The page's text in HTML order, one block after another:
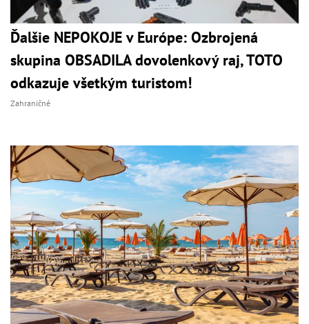
Ďalšie NEPOKOJE v Európe: Ozbrojená
skupina OBSADILA dovolenkový raj, TOTO
odkazuje všetkým turistom!
Zahraničné